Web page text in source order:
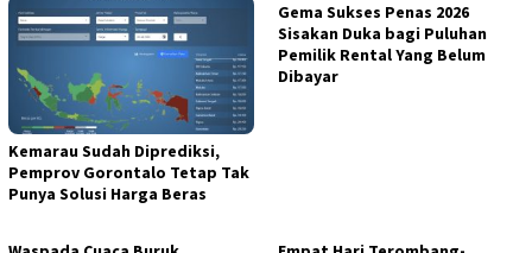
Kemarau Sudah Diprediksi,
Pemprov Gorontalo Tetap Tak
Punya Solusi Harga Beras
Gema Sukses Penas 2026
Sisakan Duka bagi Puluhan
Pemilik Rental Yang Belum
Dibayar